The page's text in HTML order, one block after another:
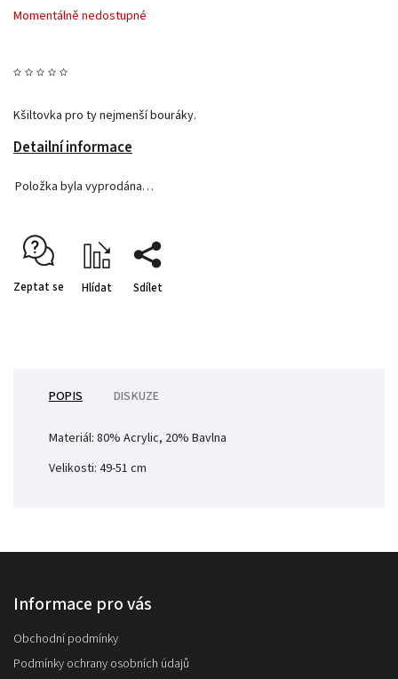
Momentálně nedostupné
Kšiltovka pro ty nejmenší bouráky.
Detailní informace
Položka byla vyprodána…
Zeptat se Hlídat Sdílet
POPIS DISKUZE
Materiál: 80% Acrylic, 20% Bavlna
Velikosti: 49-51 cm
Informace pro vás
Obchodní podmínky
Podmínky ochrany osobních údajů